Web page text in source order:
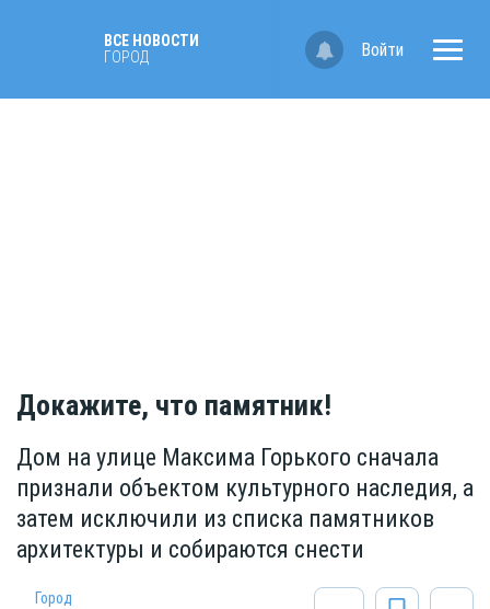
ВСЕ НОВОСТИ
ГОРОД
Войти
Докажите, что памятник!
Дом на улице Максима Горького сначала
признали объектом культурного наследия, а
затем исключили из списка памятников
архитектуры и собираются снести
Город